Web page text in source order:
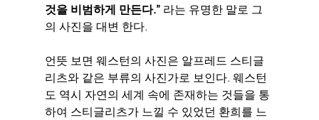
것을 비범하게 만든다.” 라는 유명한 말로 그
의 사진을 대변 한다.
언뜻 보면 웨스턴의 사진은 알프레드 스티글
리츠와 같은 부류의 사진가로 보인다. 웨스턴
도 역시 자연의 세계 속에 존재하는 것들을 통
하여 스티글리츠가 느낄 수 있었던 환희를 느